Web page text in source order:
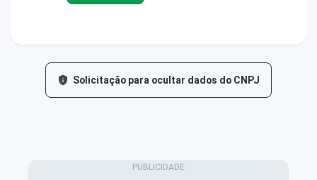
Solicitação para ocultar dados do CNPJ